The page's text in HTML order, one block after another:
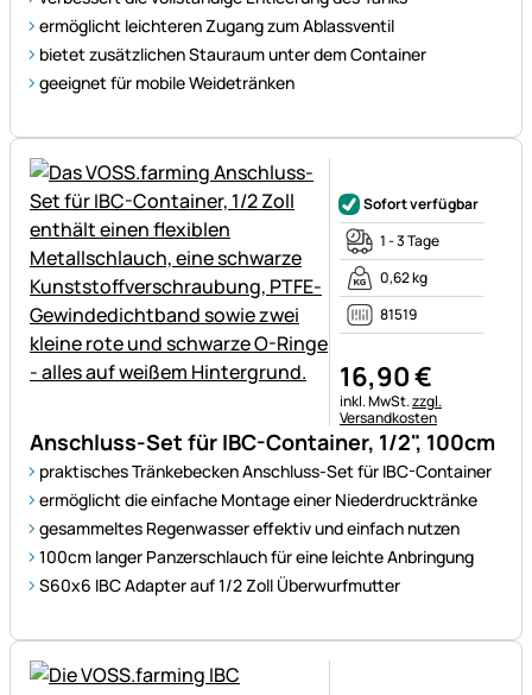
ermöglicht leichteren Zugang zum Ablassventil
bietet zusätzlichen Stauraum unter dem Container
geeignet für mobile Weidetränken
Anschluss-Set für IBC-Container, 1/2", 100cm
praktisches Tränkebecken Anschluss-Set für IBC-Container
ermöglicht die einfache Montage einer Niederdrucktränke
gesammeltes Regenwasser effektiv und einfach nutzen
100cm langer Panzerschlauch für eine leichte Anbringung
S60x6 IBC Adapter auf 1/2 Zoll Überwurfmutter
Sofort verfügbar
1 - 3 Tage
0,62 kg
81519
16,90€
Steuerhinweis:
inkl. MwSt.zzgl.
Versandkosten